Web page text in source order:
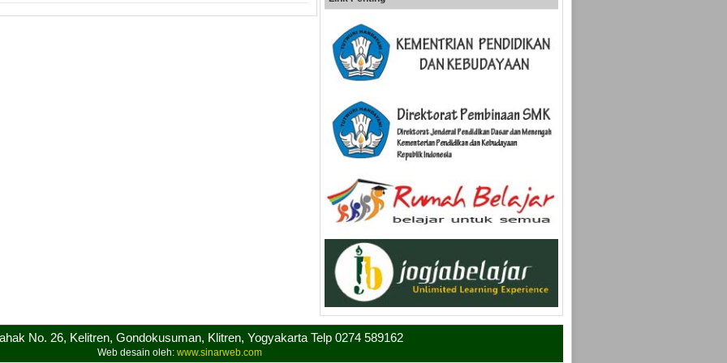
No. 26, Kelitren, Gondokusuman, Klitren, Yogyakarta Telp 0274 589162
Web desain oleh: www.sinarweb.com